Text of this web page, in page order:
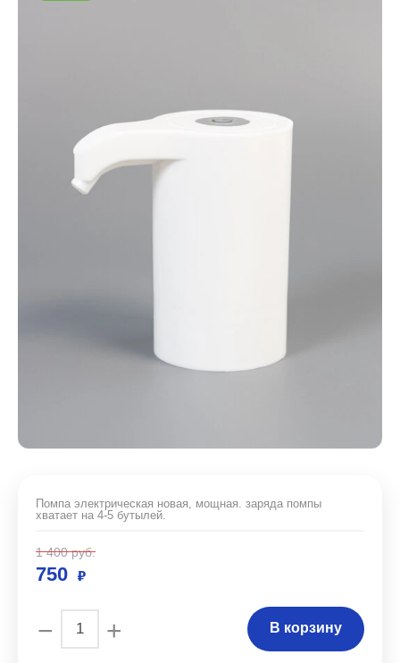
Помпа электрическая новая, мощная. заряда помпы
хватает на 4-5 бутылей.
1 400руб.
750
− + В корзину